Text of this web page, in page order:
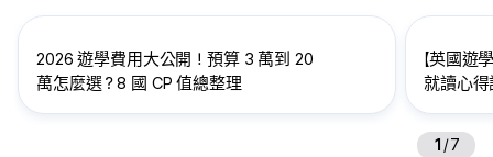
2026 遊學費用大公開！預算 3 萬到 20
萬怎麼選？8 國 CP 值總整理
【英國遊
就讀心得
1 /7